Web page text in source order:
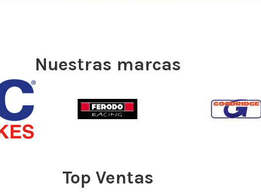
Nuestras marcas
Top Ventas